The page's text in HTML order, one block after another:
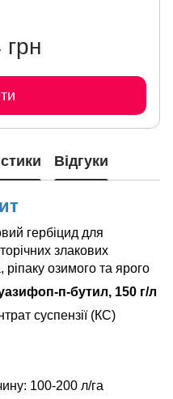
Відгуки
гербіцид для
злакових
ріпаку озимого та ярого
п-бутил, 150 г/л
суспензії (КС)
100-200 л/га